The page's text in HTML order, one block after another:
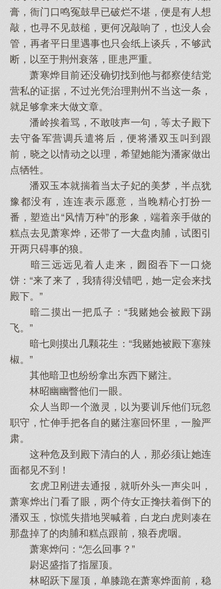
膏，衙门口鸣冤鼓早已破烂不堪，便是有人想
敲，也寻不见鼓槌，更何况敲响了，也没人会
管，再者平日里遇事也只会纸上谈兵，不够武
断，以至于荆州衰落，匪患严重。
萧寒烨目前还没确切找到他与都察使结党
营私的证据，不过光凭治理荆州不当这一条，
就足够拿来大做文章。
潘岭挨着骂，不敢吱声一句，等太子殿下
去守备军营调兵遣将后，便将潘双玉叫到跟
前，晓之以情动之以理，希望她能为潘家做出
点牺牲。
潘双玉本就揣着当太子妃的美梦，半点犹
豫都没有，连连表示愿意，当晚精心打扮一
番，塑造出“风情万种”的形象，端着亲手做的
糕点去见萧寒烨，还带了一大盘肉脯，试图引
开两只碍事的狼。
暗三远远见着人走来，囫囵吞下一口烧
饼：“来了来了，我猜得没错吧，她一定会来找
殿下。”
暗二摸出一把瓜子：“我赌她会被殿下踢
飞。”
暗七则摸出几颗花生：“我赌她被殿下塞辣
椒。”
其他暗卫也纷纷拿出东西下赌注。
林昭幽幽瞥他们一眼。
众人当即一个激灵，以为要训斥他们玩忽
职守，忙伸手把各自的赌注塞回怀里，一脸严
肃。
这种危及到殿下清白的人，那必须让她连
面都见不到！
玄虎卫刚进去通报，就听外头一声尖叫，
萧寒烨出门看了眼，两个侍女正搀扶着倒下的
潘双玉，惊慌失措地哭喊着，白龙白虎则凑在
那盘掉了的肉脯和糕点跟前，狼吞虎咽。
萧寒烨问：“怎么回事？”
尉迟盛指了指屋顶。
林昭跃下屋顶，单膝跪在萧寒烨面前，稳